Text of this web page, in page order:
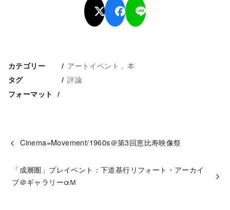
カテゴリー アートイベント 本
タグ 評論
フォーマット
Cinema=Movement/1960s＠第3回恵比寿映像祭
「成層圏」プレイベント：下道基行リフォート・アーカイ
ブ＠ギャラリーαＭ